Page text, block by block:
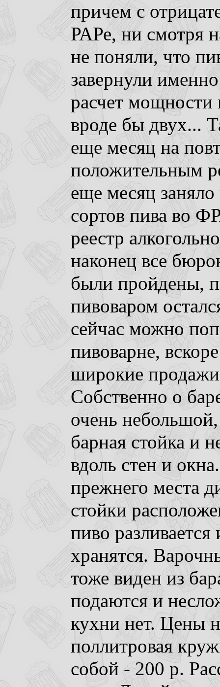
причем с
РАРе, ни смотря
не поняли, что
завернули
расчет мощности
вроде бы двух...
еще месяц на
положительным
еще месяц
сортов пива во
реестр
наконец все
были пройдены,
пивоваром
сейчас можно
пивоварне,
широкие
Собственно о
очень
барная стойка и
вдоль стен и
прежнего места
стойки
пиво разливается
хранятся.
тоже виден из
подаются и
кухни нет. Цены
поллитровая
собой - 200 р.